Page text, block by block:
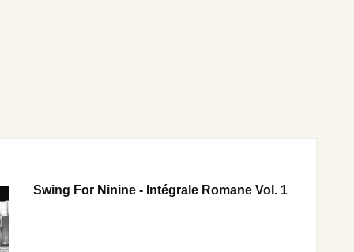
Swing For Ninine - Intégrale Romane Vol. 1